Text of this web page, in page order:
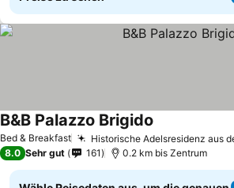
Bed & Breakfast Historische Adelsresidenz aus
B&B Palazzo Brigido
8.0 Sehr gut 161 0.2 km bis Zentrum